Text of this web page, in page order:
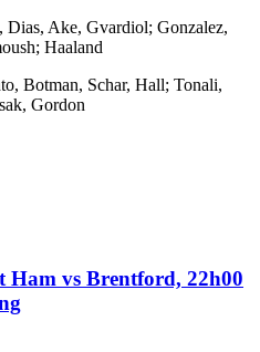
Dias, Ake, Gvardiol; Gonzalez,
Haaland
Botman, Schar, Hall; Tonali,
Gordon
Ham vs Brentford, 22h00